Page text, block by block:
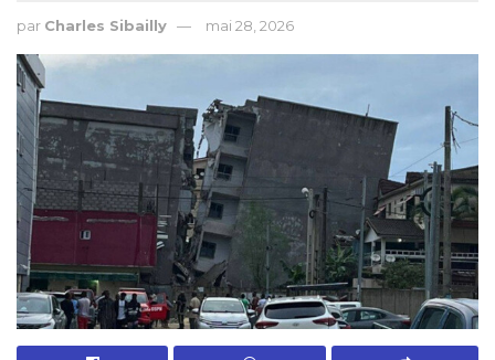
par Charles Sibailly mai 28, 2026